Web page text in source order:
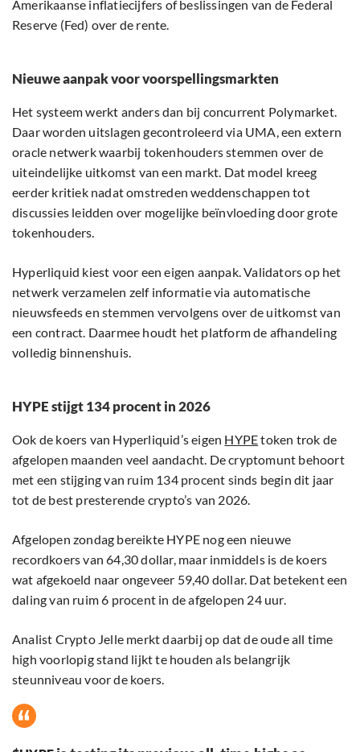
Amerikaanse inflatiecijfers of beslissingen van de Federal
Reserve (Fed) over de rente.
Nieuwe aanpak voor voorspellingsmarkten
Het systeem werkt anders dan bij concurrent Polymarket.
Daar worden uitslagen gecontroleerd via UMA, een extern
oracle netwerk waarbij tokenhouders stemmen over de
uiteindelijke uitkomst van een markt. Dat model kreeg
eerder kritiek nadat omstreden weddenschappen tot
discussies leidden over mogelijke beïnvloeding door grote
tokenhouders.
Hyperliquid kiest voor een eigen aanpak. Validators op het
netwerk verzamelen zelf informatie via automatische
nieuwsfeeds en stemmen vervolgens over de uitkomst van
een contract. Daarmee houdt het platform de afhandeling
volledig binnenshuis.
HYPE stijgt 134 procent in 2026
Ook de koers van Hyperliquid’s eigen HYPEtoken trok de
afgelopen maanden veel aandacht. De cryptomunt behoort
met een stijging van ruim 134 procent sinds begin dit jaar
tot de best presterende crypto’s van 2026.
Afgelopen zondag bereikte HYPE nog een nieuwe
recordkoers van 64,30 dollar, maar inmiddels is de koers
wat afgekoeld naar ongeveer 59,40 dollar. Dat betekent een
daling van ruim 6 procent in de afgelopen 24 uur.
Analist Crypto Jelle merkt daarbij op dat de oude all time
high voorlopig stand lijkt te houden als belangrijk
steunniveau voor de koers.